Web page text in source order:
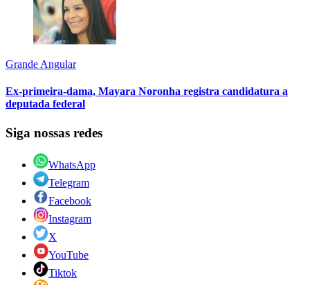
Grande Angular
Ex-primeira-dama, Mayara Noronha registra candidatura a
deputada federal
Siga nossas redes
WhatsApp
Telegram
Facebook
Instagram
X
YouTube
Tiktok